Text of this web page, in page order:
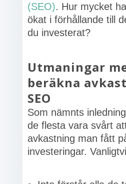
(SEO). Hur mycket
ökat i förhållande till
du investerat?
Utmaningar
beräkna
SEO
Som nämnts
de flesta vara svårt
avkastning man fått
investeringar.